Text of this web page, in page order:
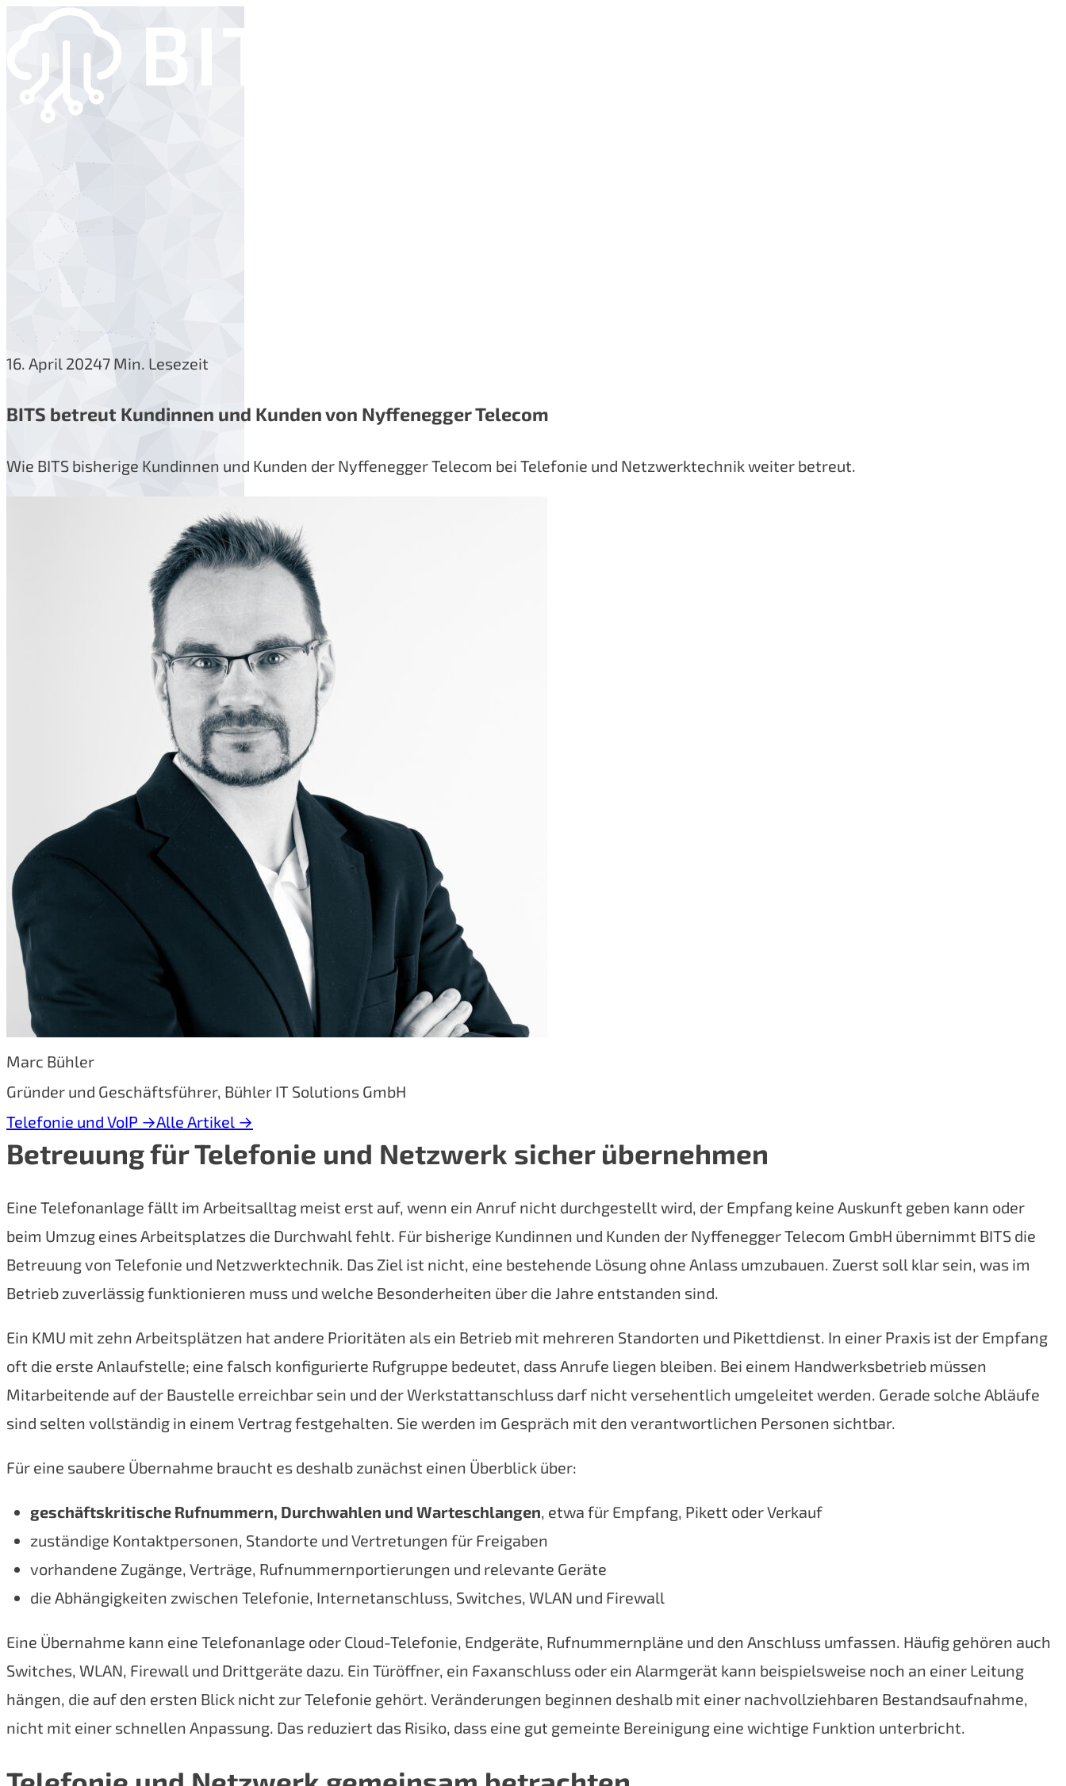
Angebot
Branchen
Referenzen
Wissen
Über uns
Kontakt / Support
16. April 20247 Min. Lesezeit
BITS betreut Kundinnen und Kunden von Nyffenegger Telecom
Wie BITS bisherige Kundinnen und Kunden der Nyffenegger Telecom bei Telefonie und Netzwerktechnik weiter betreut.
Marc Bühler
Gründer und Geschäftsführer, Bühler IT Solutions GmbH
Telefonie und VoIP →Alle Artikel →
Betreuung für Telefonie und Netzwerk sicher übernehmen
Eine Telefonanlage fällt im Arbeitsalltag meist erst auf, wenn ein Anruf nicht durchgestellt wird, der Empfang keine Auskunft geben kann oder
beim Umzug eines Arbeitsplatzes die Durchwahl fehlt. Für bisherige Kundinnen und Kunden der Nyffenegger Telecom GmbH übernimmt BITS die
Betreuung von Telefonie und Netzwerktechnik. Das Ziel ist nicht, eine bestehende Lösung ohne Anlass umzubauen. Zuerst soll klar sein, was im
Betrieb zuverlässig funktionieren muss und welche Besonderheiten über die Jahre entstanden sind.
Ein KMU mit zehn Arbeitsplätzen hat andere Prioritäten als ein Betrieb mit mehreren Standorten und Pikettdienst. In einer Praxis ist der Empfang
oft die erste Anlaufstelle; eine falsch konfigurierte Rufgruppe bedeutet, dass Anrufe liegen bleiben. Bei einem Handwerksbetrieb müssen
Mitarbeitende auf der Baustelle erreichbar sein und der Werkstattanschluss darf nicht versehentlich umgeleitet werden. Gerade solche Abläufe
sind selten vollständig in einem Vertrag festgehalten. Sie werden im Gespräch mit den verantwortlichen Personen sichtbar.
Für eine saubere Übernahme braucht es deshalb zunächst einen Überblick über:
geschäftskritische Rufnummern, Durchwahlen und Warteschlangen, etwa für Empfang, Pikett oder Verkauf
zuständige Kontaktpersonen, Standorte und Vertretungen für Freigaben
vorhandene Zugänge, Verträge, Rufnummernportierungen und relevante Geräte
die Abhängigkeiten zwischen Telefonie, Internetanschluss, Switches, WLAN und Firewall
Eine Übernahme kann eine Telefonanlage oder Cloud-Telefonie, Endgeräte, Rufnummernpläne und den Anschluss umfassen. Häufig gehören auch
Switches, WLAN, Firewall und Drittgeräte dazu. Ein Türöffner, ein Faxanschluss oder ein Alarmgerät kann beispielsweise noch an einer Leitung
hängen, die auf den ersten Blick nicht zur Telefonie gehört. Veränderungen beginnen deshalb mit einer nachvollziehbaren Bestandsaufnahme,
nicht mit einer schnellen Anpassung. Das reduziert das Risiko, dass eine gut gemeinte Bereinigung eine wichtige Funktion unterbricht.